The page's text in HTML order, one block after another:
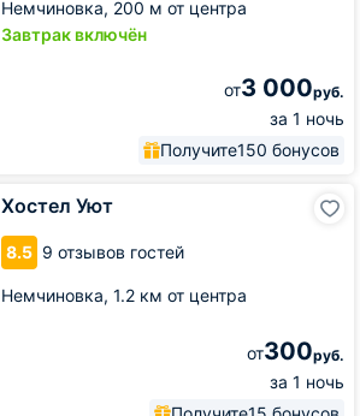
Немчиновка, 200 м от центра
Завтрак включён
от3 000руб.
за 1 ночь
Получите150 бонусов
Хостел Уют
8.5 9 отзывов гостей
Немчиновка, 1.2 км от центра
от300руб.
за 1 ночь